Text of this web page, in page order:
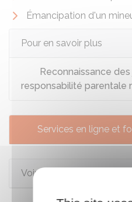
Émancipation d'un
Pour en savoir plus
Reconnaissance
responsabilité parentale
Services en ligne et
Voir aussi